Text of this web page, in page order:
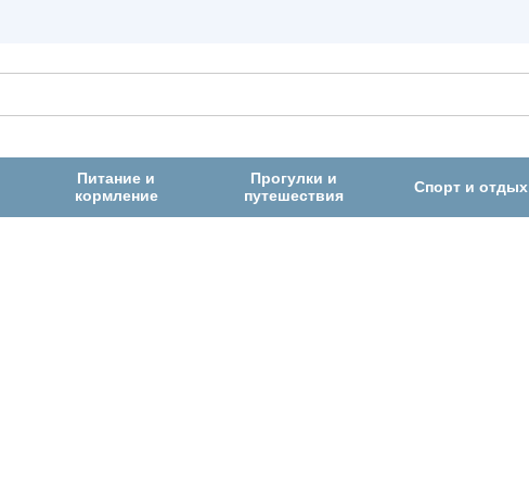
Питание и
кормление
Прогулки и
путешествия
Спорт и отдых